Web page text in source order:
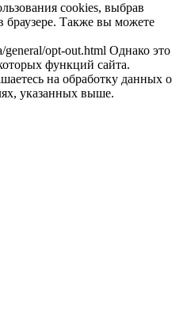
cookies, выбрав
браузере. Также вы можете
general/opt-out.html Однако это
функций сайта.
на обработку данных о
указанных выше.